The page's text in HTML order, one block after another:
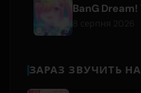
ЗАРАЗ ЗВУЧИТЬ НА